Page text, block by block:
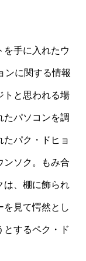
を手に入れたウ
ンに関する情報
トと思われる場
たパソコンを調
パク・ドヒョ
ンソク。もみ合
は、棚に飾られ
を見て愕然とし
とするペク・ド